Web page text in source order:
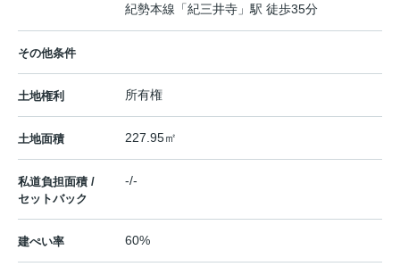
紀勢本線 「紀三井寺 」駅 徒歩35分
その他条件
土地権利 所有権
土地面積 227.95㎡
私道負担面積 /
セットバック
-/-
建ぺい率 60%